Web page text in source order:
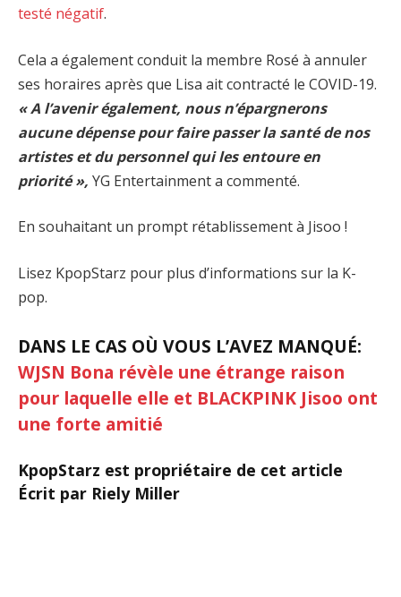
testé négatif.
Cela a également conduit la membre Rosé à annuler
ses horaires après que Lisa ait contracté le COVID-19.
« A l’avenir également, nous n’épargnerons
aucune dépense pour faire passer la santé de nos
artistes et du personnel qui les entoure en
priorité », YG Entertainment a commenté.
En souhaitant un prompt rétablissement à Jisoo !
Lisez KpopStarz pour plus d’informations sur la K-
pop.
DANS LE CAS OÙ VOUS L’AVEZ MANQUÉ:
WJSN Bona révèle une étrange raison
pour laquelle elle et BLACKPINK Jisoo ont
une forte amitié
KpopStarz est propriétaire de cet article
Écrit par Riely Miller